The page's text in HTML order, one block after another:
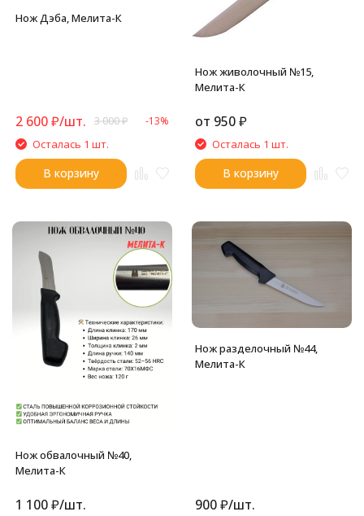
Нож Дэба, Мелита-К
2 600₽/шт. 3 000₽ -13%
Осталась 1 шт.
В корзину
Нож живолочный №15,
Мелита-К
от 950₽
Осталась 1 шт.
В корзину
Нож обвалочный №40,
Мелита-К
1 100₽/шт.
Нож разделочный №44,
Мелита-К
900₽/шт.